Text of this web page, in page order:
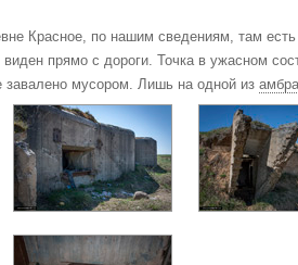
Красное, по нашим сведениям, там
прямо с дороги. Точка в ужасном
завалено мусором. Лишь на одной из